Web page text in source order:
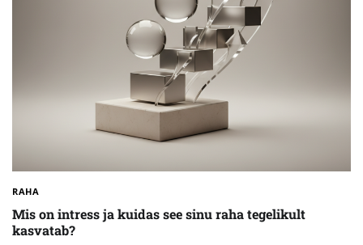
RAHA
Mis on intress ja kuidas see sinu raha tegelikult
kasvatab?